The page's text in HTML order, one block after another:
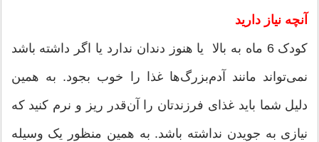
آنچه نیاز دارید
کودک 6 ماه به بالا یا هنوز دندان ندارد یا اگر داشته باشد
نمی‌تواند مانند آدم‌بزرگ‌ها غذا را خوب بجود. به همین
دلیل شما باید غذای فرزندتان را آن‌قدر ریز و نرم کنید که
نیازی به جویدن نداشته باشد. به همین‌ منظور یک وسیله